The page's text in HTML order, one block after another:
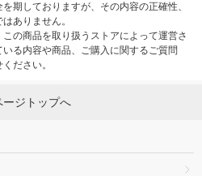
期しておりますが、その内容の正確性、
ありません。
の商品を取り扱うストアによって運営さ
る内容や商品、ご購入に関するご質問
ださい。
ージトップへ